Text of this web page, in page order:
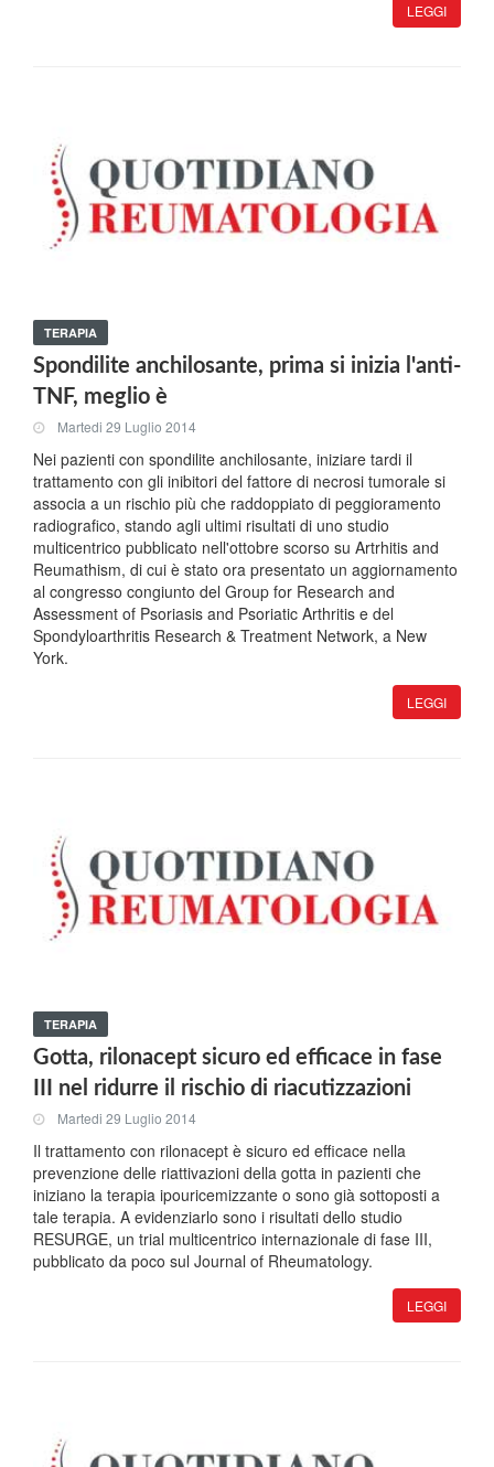
LEGGI
TERAPIA
Spondilite anchilosante, prima si inizia l'anti-
TNF, meglio è
Martedi 29 Luglio 2014
Nei pazienti con spondilite anchilosante, iniziare tardi il
trattamento con gli inibitori del fattore di necrosi tumorale si
associa a un rischio più che raddoppiato di peggioramento
radiografico, stando agli ultimi risultati di uno studio
multicentrico pubblicato nell'ottobre scorso su Artrhitis and
Reumathism, di cui è stato ora presentato un aggiornamento
al congresso congiunto del Group for Research and
Assessment of Psoriasis and Psoriatic Arthritis e del
Spondyloarthritis Research & Treatment Network, a New
York.
LEGGI
TERAPIA
Gotta, rilonacept sicuro ed efficace in fase
III nel ridurre il rischio di riacutizzazioni
Martedi 29 Luglio 2014
Il trattamento con rilonacept è sicuro ed efficace nella
prevenzione delle riattivazioni della gotta in pazienti che
iniziano la terapia ipouricemizzante o sono già sottoposti a
tale terapia. A evidenziarlo sono i risultati dello studio
RESURGE, un trial multicentrico internazionale di fase III,
pubblicato da poco sul Journal of Rheumatology.
LEGGI